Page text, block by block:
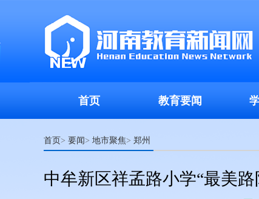
首页 教育要闻
首页> 要闻> 地市聚焦> 郑州
中牟新区祥孟路小学“最美路